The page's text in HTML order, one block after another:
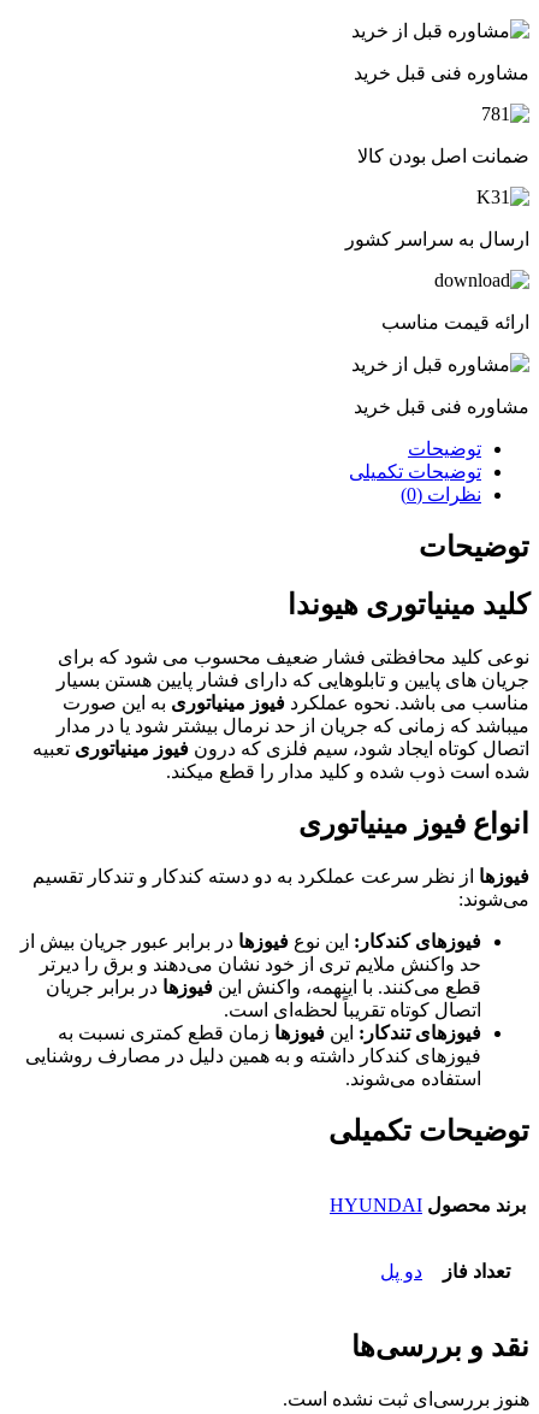
مشاوره فنی قبل خرید
ضمانت اصل بودن کالا
ارسال به سراسر کشور
ارائه قیمت مناسب
مشاوره فنی قبل خرید
توضیحات
توضیحات تکمیلی
نظرات (0)
توضیحات
کلید مینیاتوری هیوندا
نوعی کلید محافظتی فشار ضعیف محسوب می شود که برای
جریان های پایین و تابلوهایی که دارای فشار پایین هستن بسیار
مناسب می باشد. نحوه عملکرد فیوز مینیاتوری به این صورت
میباشد که زمانی که جریان از حد نرمال بیشتر شود یا در مدار
اتصال کوتاه ایجاد شود، سیم فلزی که درون فیوز مینیاتوری تعبیه
شده است ذوب شده و کلید مدار را قطع میکند.
انواع فیوز مینیاتوری
فیوزها از نظر سرعت عملکرد به دو دسته کندکار و تندکار تقسیم
می‌شوند:
فیوزهای کندکار: این نوع فیوزها در برابر عبور جریان بیش از
حد واکنش ملایم تری از خود نشان می‌دهند و برق را دیرتر
قطع می‌کنند. با اینهمه، واکنش این فیوزها در برابر جریان
اتصال کوتاه تقریباً لحظه‌ای است.
فیوزهای تندکار: این فیوزها زمان قطع کمتری نسبت به
فیوزهای کندکار داشته و به همین دلیل در مصارف روشنایی
استفاده می‌شوند.
توضیحات تکمیلی
برند محصول HYUNDAI
تعداد فاز دو پل
نقد و بررسی‌ها
هنوز بررسی‌ای ثبت نشده است.